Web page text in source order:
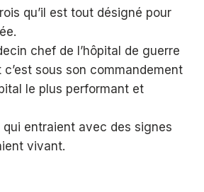
qu’il est tout désigné pour
chef de l’hôpital de guerre
sous son commandement
le plus performant et
entraient avec des signes
vivant.